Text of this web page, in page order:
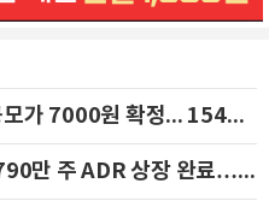
희망밴드 최상단 딜리셔스, 공모가 7000원 확정... 154억 규모 IPO 돌입
SK하이닉스, 나스닥에 1억7790만 주 ADR 상장 완료…29일 국내 추가 상장